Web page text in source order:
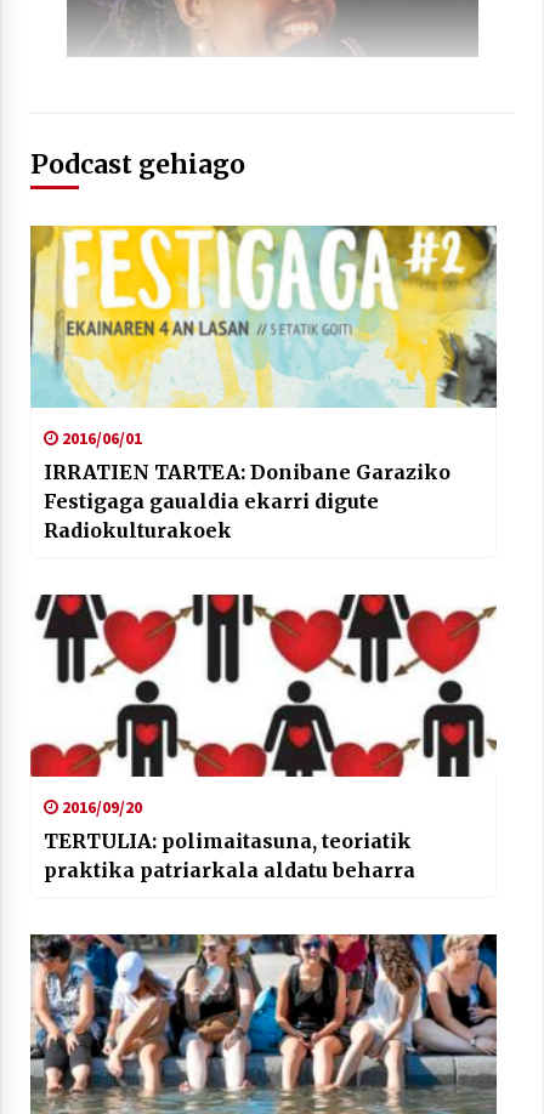
2021/07/01
Telebistaren eskutik
2021/06/30
Podcast gehiago
2016/06/01
IRRATIEN TARTEA: Donibane Garaziko
Festigaga gaualdia ekarri digute
Radiokulturakoek
2016/09/20
TERTULIA: polimaitasuna, teoriatik
praktika patriarkala aldatu beharra